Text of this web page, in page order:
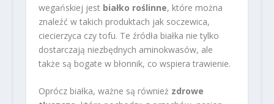
wegańskiej jest białko roślinne, które można
znaleźć w takich produktach jak soczewica,
ciecierzyca czy tofu. Te źródła białka nie tylko
dostarczają niezbędnych aminokwasów, ale
także są bogate w błonnik, co wspiera trawienie.
Oprócz białka, ważne są również zdrowe